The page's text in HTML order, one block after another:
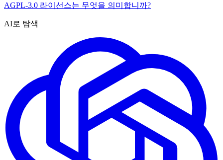
AGPL-3.0 라이선스는 무엇을 의미합니까?
AI로 탐색